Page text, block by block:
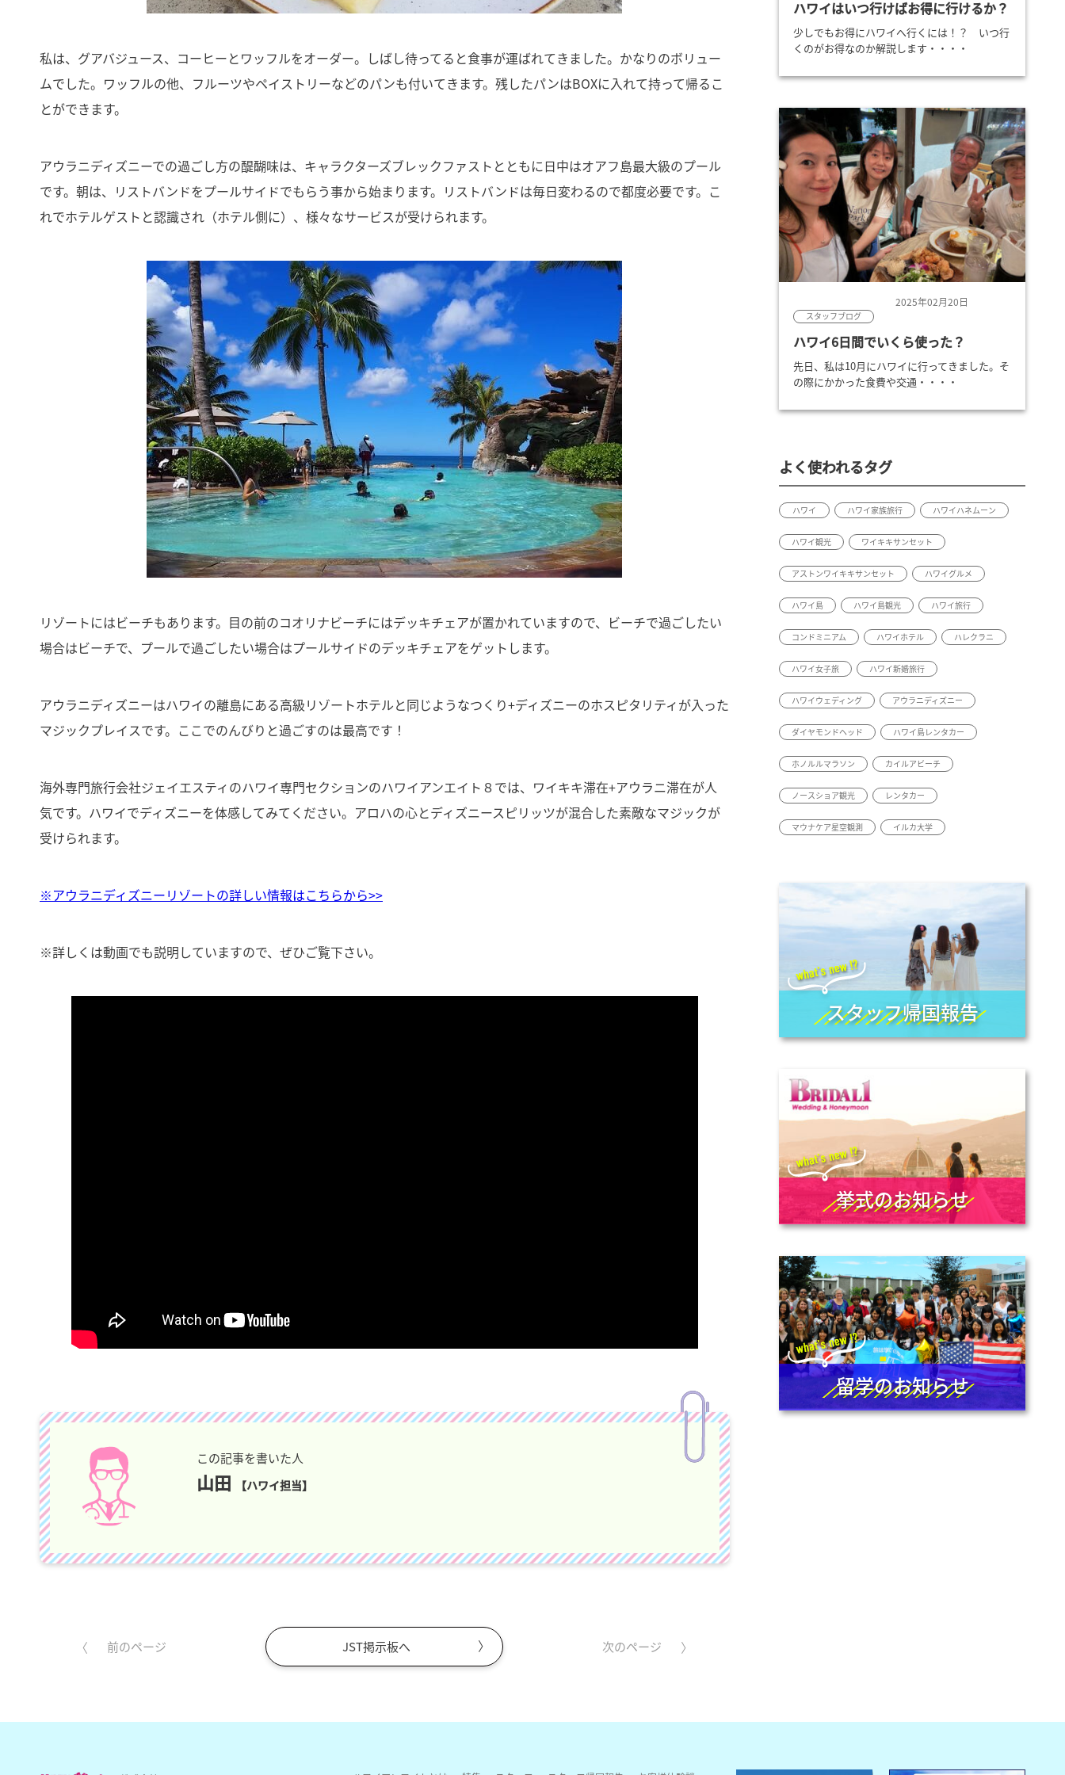
私は、グアバジュース、コーヒーとワッフルをオーダー。しばし待ってると食事が運ばれてきました。かなりのボリュー
ムでした。ワッフルの他、フルーツやペイストリーなどのパンも付いてきます。残したパンはBOXに入れて持って帰るこ
とができます。
アウラニディズニーでの過ごし方の醍醐味は、キャラクターズブレックファストとともに日中はオアフ島最大級のプール
です。朝は、リストバンドをプールサイドでもらう事から始まります。リストバンドは毎日変わるので都度必要です。こ
れでホテルゲストと認識され（ホテル側に）、様々なサービスが受けられます。
リゾートにはビーチもあります。目の前のコオリナビーチにはデッキチェアが置かれていますので、ビーチで過ごしたい
場合はビーチで、プールで過ごしたい場合はプールサイドのデッキチェアをゲットします。
アウラニディズニーはハワイの離島にある高級リゾートホテルと同じようなつくり+ディズニーのホスピタリティが入った
マジックプレイスです。ここでのんびりと過ごすのは最高です！
海外専門旅行会社ジェイエスティのハワイ専門セクションのハワイアンエイト８では、ワイキキ滞在+アウラニ滞在が人
気です。ハワイでディズニーを体感してみてください。アロハの心とディズニースピリッツが混合した素敵なマジックが
受けられます。
※アウラニディズニーリゾートの詳しい情報はこちらから>>
※詳しくは動画でも説明していますので、ぜひご覧下さい。
この記事を書いた人
山田 【ハワイ担当】
前のページ JST掲示板へ 次のページ
ハワイはいつ行けばお得に行けるか？
少しでもお得にハワイへ行くには！？ いつ行
くのがお得なのか解説します・・・・
2025年02月20日
スタッフブログ
ハワイ6日間でいくら使った？
先日、私は10月にハワイに行ってきました。そ
の際にかかった食費や交通・・・・
よく使われるタグ
ハワイ ハワイ家族旅行 ハワイハネムーン
ハワイ観光 ワイキキサンセット
アストンワイキキサンセット ハワイグルメ
ハワイ島 ハワイ島観光 ハワイ旅行
コンドミニアム ハワイホテル ハレクラニ
ハワイ女子旅 ハワイ新婚旅行
ハワイウェディング アウラニディズニー
ダイヤモンドヘッド ハワイ島レンタカー
ホノルルマラソン カイルアビーチ
ノースショア観光 レンタカー
マウナケア星空観測 イルカ大学
スタッフ帰国報告
挙式のお知らせ
留学のお知らせ